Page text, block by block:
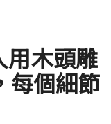
用木頭雕
每個細節